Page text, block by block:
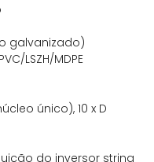
galvanizado)
LSZH/MDPE
único), 10 x D
do inversor string